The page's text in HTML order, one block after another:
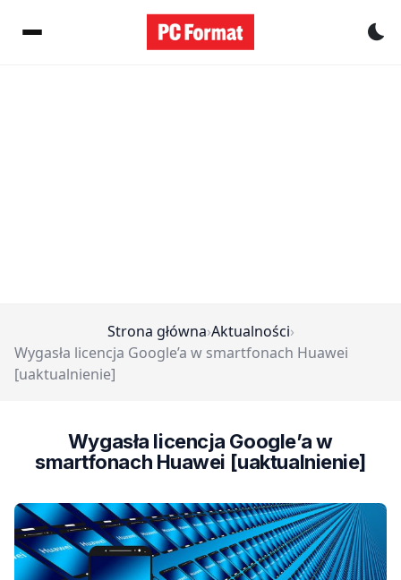
Strona główna›Aktualności›
Wygasła licencja Google’a w smartfonach Huawei
[uaktualnienie]
Wygasła licencja Google’a w
smartfonach Huawei [uaktualnienie]